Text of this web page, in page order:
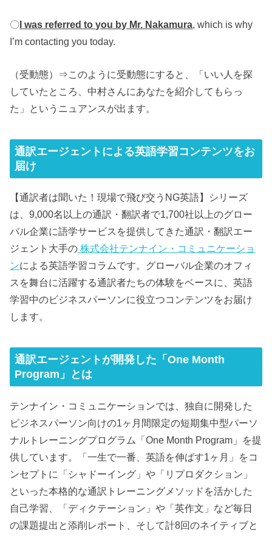
〇I was referred to you by Mr. Nakamura , which is why
I’m contacting you today.
（受動態）⇒このように受動態にすると、「いい人を探
していたところ、中村さんにあなたを紹介してもらっ
た」というニュアンスが出ます。
通訳エージェントによる英語学習コンテンツをお
届け
【通訳者は聞いた！現場で飛び交うNG英語】シリーズ
は、9,000名以上の通訳・翻訳者で1,700社以上のグロー
バル企業に語学サービスを提供してきた通訳・翻訳エー
ジェント大手の 株式会社テンナイン・コミュニケーショ
ンによる英語学習コラムです。グローバル企業のオフィ
スを舞台に活躍する通訳者たちの体験をベースに、英語
学習中のビジネスパーソンに役立つコンテンツをお届け
します。
通訳エージェントが開発した「One Month
Program」とは
テンナイン・コミュニケーションでは、独自に開発した
ビジネスパーソン向けの1ヶ月間限定の短期集中型パーソ
ナルトレーニングプログラム「One Month Program」を提
供しています。「一生で一番、英語を伸ばす1ヶ月」をコ
ンセプトに「シャドーイング」や「リプロダクション」
といった本格的な通訳トレーニングメソッドを活かした
自己学習、「ディクテーション」や「英作文」など毎日
の課題提出と添削レポート、そして計8回のネイティブと